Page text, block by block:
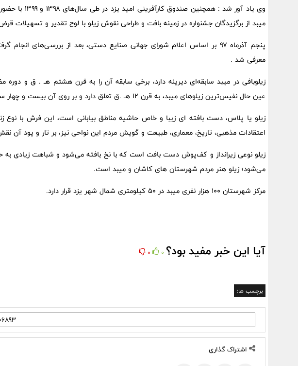
وی یاد آور شد :
میبد از برگزیدگان جشنواره در زمینه بافت و طراحی نقوش زیلو با لوح تقدیر و تسهیلات
پنجم آذرماه ۹۷ بر اساس اعلام شورای جهانی صنایع دستی، بعد از بررسی‌های
معرفی شد .
زیلوبافی در میبد سابقه‌ای دیرینه دارد، برخی سابقه آن را به قرن هشتم هـ . ق و
عین حال نفیس‌ترین زیلوهای میبد، به قرن ۱۲ هـ .ق تعلق دارد و بر روی آن بیست و چهار سجاده طراحی شده است.
زیلو یا پلاس، دست بافته ای زیبا و خاص حاشیه مناطق بیابانی است، این فرش با نوع
اعتقادات مذهبی، تاریخ، معماری، طبیعت و گویش مردم این نواحی نیز، بر تار و پود آن
زیلو نوعی زیرانداز و کف‌پوش دست ‌بافت است که با نخ بافته می‌شود و شباهت زیادی به
می‌شود؛ زیلو هنر مردم شهرستان های کاشان و میبد است.
مرکز شهرستان ۱۰۰ هزار نفری میبد در ۵۰ کیلومتری شمال شهر یزد قرار دارد.
آیا این خبر مفید بود؟ 0
0
برچسب ها:
اشتراک گذاری